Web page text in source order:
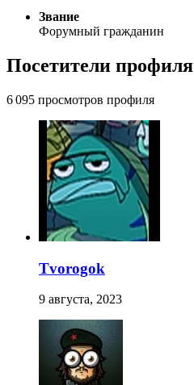
Звание
Форумный гражданин
Посетители профиля
6 095 просмотров профиля
Tvorogok
9 августа, 2023